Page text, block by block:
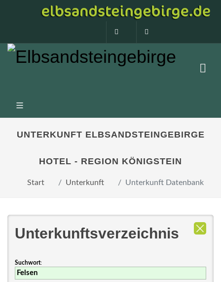
0160 99873408
UNTERKUNFT ELBSANDSTEINGEBIRGE
HOTEL - REGION KÖNIGSTEIN
Start Unterkunft Unterkunft Datenbank
Unterkunftsverzeichnis
Suchwort: